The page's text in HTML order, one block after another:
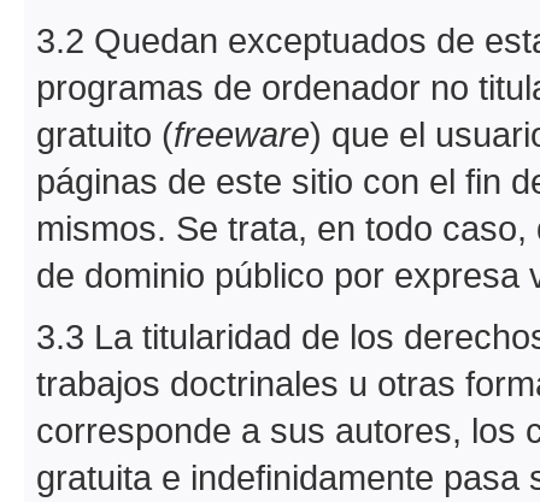
3.2 Quedan exceptuados de
programas de ordenador no
gratuito (freeware) que el
páginas de este sitio con el fin
mismos. Se trata, en todo
de dominio público por expresa
3.3 La titularidad de los
trabajos doctrinales u otras
corresponde a sus autores, los
gratuita e indefinidamente pasa